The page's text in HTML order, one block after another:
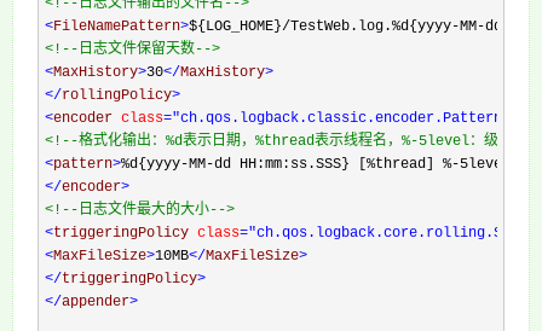
<!-- 日志文件输出的文件名 -->
<FileNamePattern>${LOG_HOME}/TestWeb.log.%d{yyyy-MM-
<!-- 日志文件保留天数-->
<MaxHistory>30</MaxHistory>
</rollingPolicy>
<encoder class
<!--格式化输出：%d表示日期，%thread表示线程名，%-5level：级别从左
<pattern>%d{yyyy-MM-dd HH:mm:ss.SSS} [%thread] %-5level
</encoder>
<!-- 日志文件最大的大小-->
<triggeringPolicy class
<MaxFileSize>10MB</MaxFileSize>
</triggeringPolicy>
</appender>